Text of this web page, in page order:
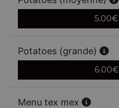
5.00€
Potatoes (grande)
6.00€
Menu tex mex